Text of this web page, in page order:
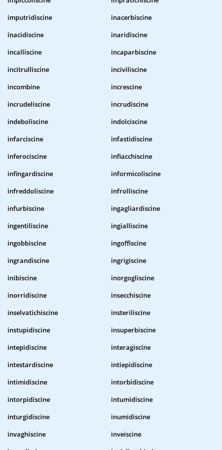
imputridiscine
inacerbiscine
inacidiscine
inaridiscine
incalliscine
incaparbiscine
incitrulliscine
inciviliscine
incombine
increscine
incrudeliscine
incrudiscine
indeboliscine
indolciscine
infarciscine
infastidiscine
inferociscine
infiacchiscine
infingardiscine
informicoliscine
infreddoliscine
infrolliscine
infurbiscine
ingagliardiscine
ingentiliscine
ingialliscine
ingobbiscine
ingoffiscine
ingrandiscine
ingrigiscine
inibiscine
inorgogliscine
inorridiscine
insecchiscine
inselvatichiscine
insteriliscine
instupidiscine
insuperbiscine
intepidiscine
interagiscine
intestardiscine
intiepidiscine
intimidiscine
intorbidiscine
intorpidiscine
intumidiscine
inturgidiscine
inumidiscine
invaghiscine
inveiscine